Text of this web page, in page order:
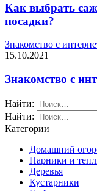
Как выбрать
посадки?
Знакомство с
15.10.2021
Знакомство с
Найти:
Найти:
Категории
Домашний
Парники и
Деревья
Кустарники